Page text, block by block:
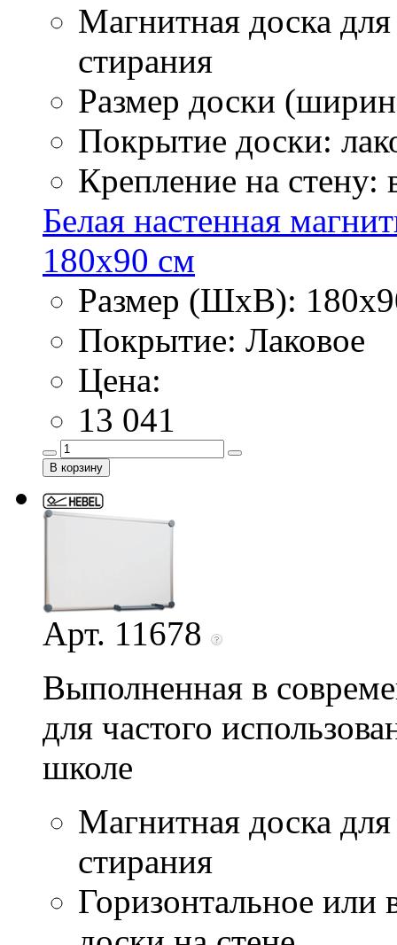
Магнитная доска
стирания
Размер доски
Покрытие доски:
Крепление на стену:
Белая настенная
180х90 см
Размер (ШхВ):
Покрытие: Лаковое
Цена:
13 041
Арт. 11678
Выполненная в
для частого
школе
Магнитная доска
стирания
Горизонтальное или